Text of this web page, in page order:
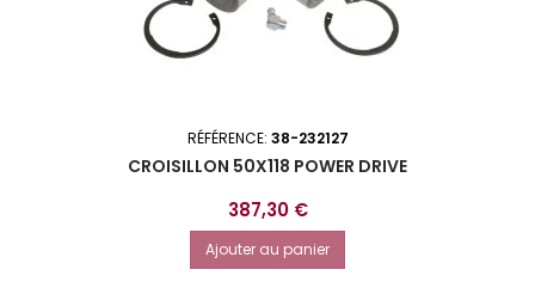
RÉFÉRENCE: 38-232127
CROISILLON 50X118 POWER DRIVE
Prix
387,30 €
Ajouter au panier